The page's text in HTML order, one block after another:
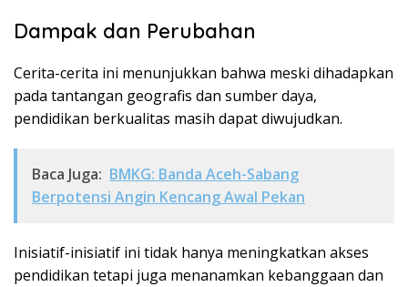
Dampak dan Perubahan
Cerita-cerita ini menunjukkan bahwa meski dihadapkan
pada tantangan geografis dan sumber daya,
pendidikan berkualitas masih dapat diwujudkan.
Baca Juga: BMKG: Banda Aceh-Sabang
Berpotensi Angin Kencang Awal Pekan
Inisiatif-inisiatif ini tidak hanya meningkatkan akses
pendidikan tetapi juga menanamkan kebanggaan dan